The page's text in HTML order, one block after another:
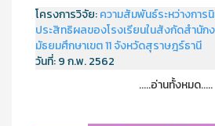
โครงการวิจัย:ความสัมพันธ์ระหว่างการ
ประสิทธิผลของโรงเรียนในสังกัดสำนัก
มัธยมศึกษาเขต 11 จังหวัดสุราษฎร์ธานี
วันที่:9 ก.พ. 2562
.....อ่านทั้งหมด.....